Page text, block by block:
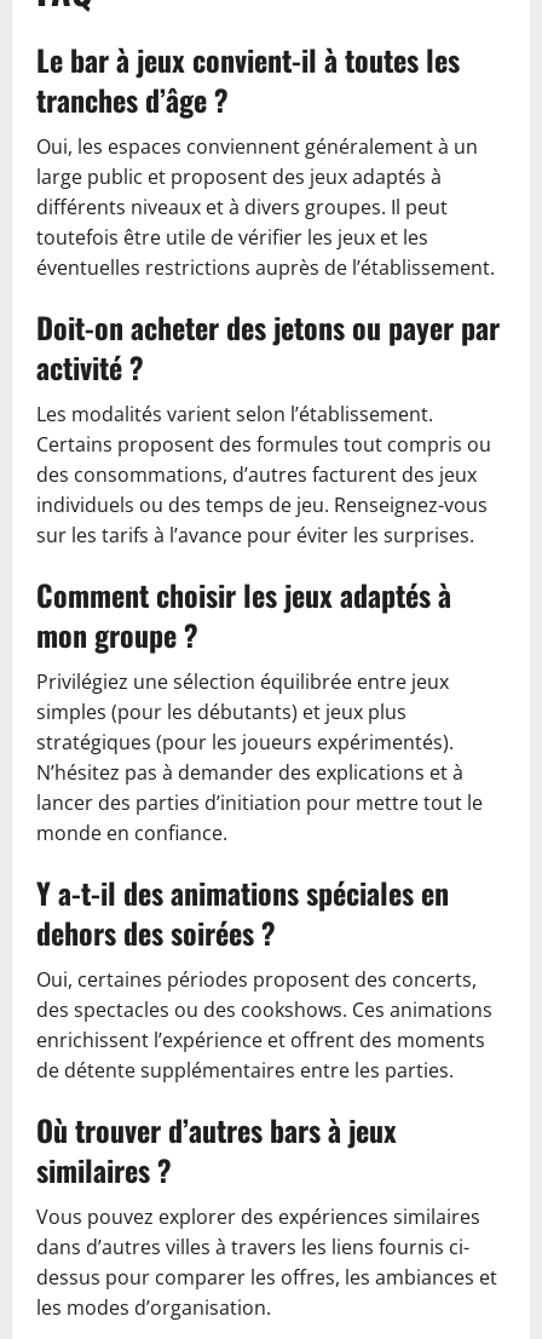
Le bar à jeux convient-il à toutes les
tranches d’âge ?
Oui, les espaces conviennent généralement à un
large public et proposent des jeux adaptés à
différents niveaux et à divers groupes. Il peut
toutefois être utile de vérifier les jeux et les
éventuelles restrictions auprès de l’établissement.
Doit-on acheter des jetons ou payer par
activité ?
Les modalités varient selon l’établissement.
Certains proposent des formules tout compris ou
des consommations, d’autres facturent des jeux
individuels ou des temps de jeu. Renseignez-vous
sur les tarifs à l’avance pour éviter les surprises.
Comment choisir les jeux adaptés à
mon groupe ?
Privilégiez une sélection équilibrée entre jeux
simples (pour les débutants) et jeux plus
stratégiques (pour les joueurs expérimentés).
N’hésitez pas à demander des explications et à
lancer des parties d’initiation pour mettre tout le
monde en confiance.
Y a-t-il des animations spéciales en
dehors des soirées ?
Oui, certaines périodes proposent des concerts,
des spectacles ou des cookshows. Ces animations
enrichissent l’expérience et offrent des moments
de détente supplémentaires entre les parties.
Où trouver d’autres bars à jeux
similaires ?
Vous pouvez explorer des expériences similaires
dans d’autres villes à travers les liens fournis ci-
dessus pour comparer les offres, les ambiances et
les modes d’organisation.